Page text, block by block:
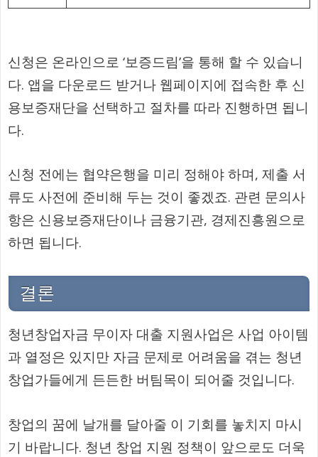
신청은 온라인으로 ‘보증드림’을 통해 할 수 있습니
다. 앱을 다운로드 받거나 웹페이지에 접속한 후 신
용보증재단을 선택하고 절차를 따라 진행하면 됩니
다.
신청 전에는 협약은행을 미리 정해야 하며, 제출 서
류도 사전에 준비해 두는 것이 좋겠죠. 관련 문의사
항은 신용보증재단이나 금융기관, 경제진흥원으로
하면 됩니다.
결론
청년창업자금 무이자 대출 지원사업은 사업 아이템
과 열정은 있지만 자금 문제로 어려움을 겪는 청년
창업가들에게 든든한 버팀목이 되어줄 것입니다.
창업의 꿈에 날개를 달아줄 이 기회를 놓치지 마시
기 바랍니다. 청년 창업 지원 정책이 앞으로도 더욱